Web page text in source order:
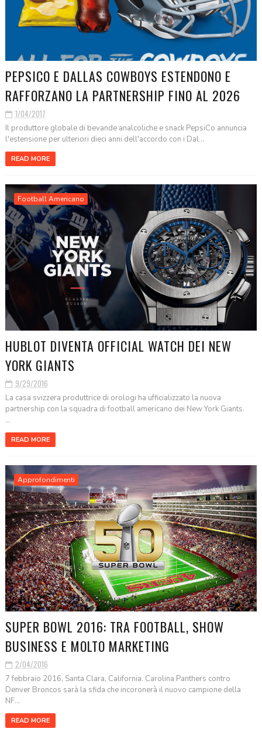
PEPSICO E DALLAS COWBOYS ESTENDONO E
RAFFORZANO LA PARTNERSHIP FINO AL 2026
1/04/2017
Il produttore globale di bevande analcoliche e snack PepsiCo annuncia
l'estensione per ulteriori dieci anni dell'accordo con i Dal...
READ MORE
Football Americano
HUBLOT DIVENTA OFFICIAL WATCH DEI NEW
YORK GIANTS
9/29/2016
La casa svizzera produttrice di orologi ha ufficializzato la nuova
partnership con la squadra di football americano dei New York Giants.
...
READ MORE
Approfondimenti
SUPER BOWL 2016: TRA FOOTBALL, SHOW
BUSINESS E MOLTO MARKETING
2/04/2016
7 febbraio 2016, Santa Clara, California. Carolina Panthers contro
Denver Broncos sarà la sfida che incoronerà il nuovo campione della
NF...
READ MORE